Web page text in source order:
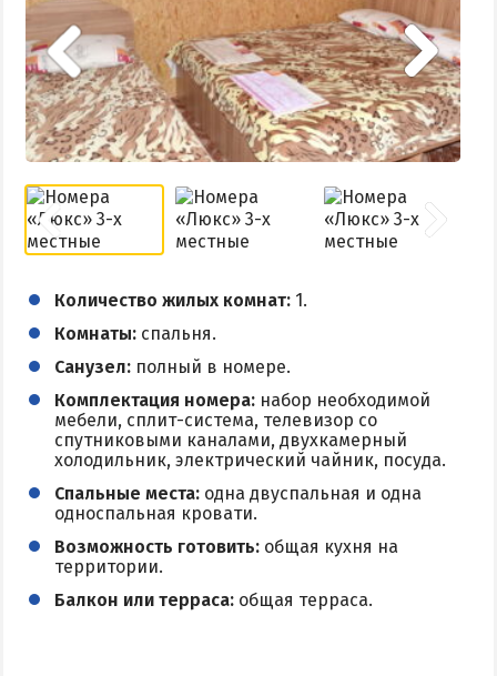
АЗОВСКОЕ МОРЕ
Все отели и базы отдыха на Азовском море
Цены 2026 по Азовскому морю в целом
Виндсерфинг на Азовском море
Отдых на Азовском море с детьми
Поездки на море — лайфхаки
ЧЕРНОЕ МОРЕ
Затока
Лазурное
Скадовск
Хорлы
СЛУЖБА БРОНИРОВАНИЯ
Количество жилых комнат: 1.
Комнаты: спальня.
Санузел: полный в номере.
Комплектация номера: набор необходимой
мебели, сплит-система, телевизор со
спутниковыми каналами, двухкамерный
холодильник, электрический чайник, посуда.
Спальные места: одна двуспальная и одна
односпальная кровати.
Возможность готовить: общая кухня на
территории.
Балкон или терраса: общая терраса.